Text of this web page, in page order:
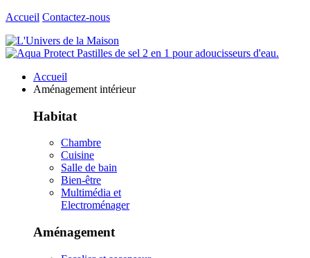
Accueil Contactez-nous
Accueil
Aménagement intérieur
Habitat
Chambre
Cuisine
Salle de bain
Bien-être
Multimédia et
Electroménager
Aménagement